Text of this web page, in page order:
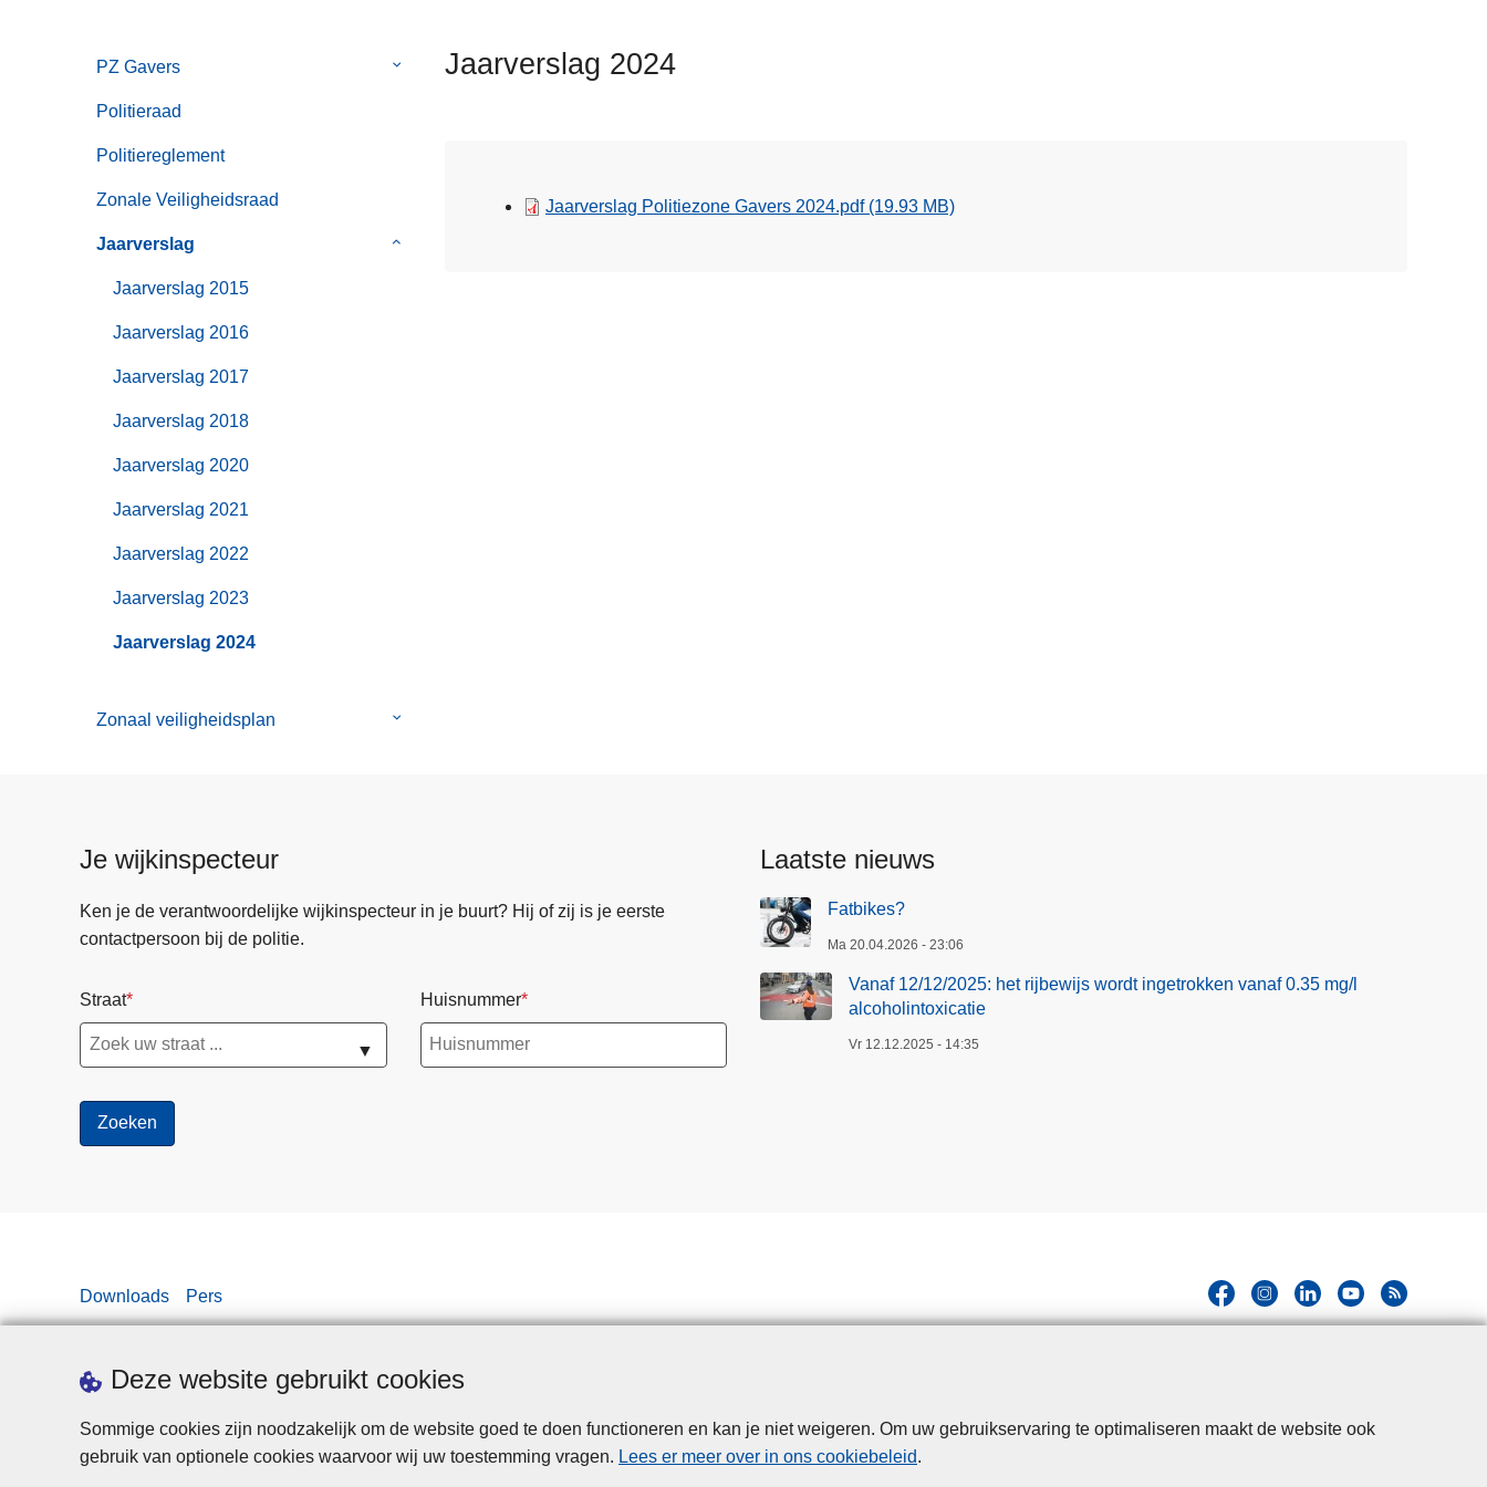
Deze website gebruikt cookies
Sommige cookies zijn noodzakelijk om de website goed te doen functioneren en kan je niet weigeren. Om uw gebruikservaring te optimaliseren maakt de website ook
gebruik van optionele cookies waarvoor wij uw toestemming vragen. Lees er meer over in ons cookiebeleid.
PZ Gavers
Submenu
Politieraad
Politiereglement
Zonale Veiligheidsraad
Jaarverslag
Submenu
Jaarverslag 2015
Jaarverslag 2016
Jaarverslag 2017
Jaarverslag 2018
Jaarverslag 2020
Jaarverslag 2021
Jaarverslag 2022
Jaarverslag 2023
Jaarverslag 2024
Zonaal veiligheidsplan
Submenu
Jaarverslag 2024
Jaarverslag Politiezone Gavers 2024.pdf (19.93 MB)
Je wijkinspecteur
Ken je de verantwoordelijke wijkinspecteur in je buurt? Hij of zij is je eerste
contactpersoon bij de politie.
Straat
▼
Huisnummer
Laatste nieuws
Fatbikes?
Ma 20.04.2026 - 23:06
Vanaf 12/12/2025: het rijbewijs wordt ingetrokken vanaf 0.35 mg/l
alcoholintoxicatie
Vr 12.12.2025 - 14:35
Downloads Pers
Disclaimer Privacy Cookies Toegankelijkheid